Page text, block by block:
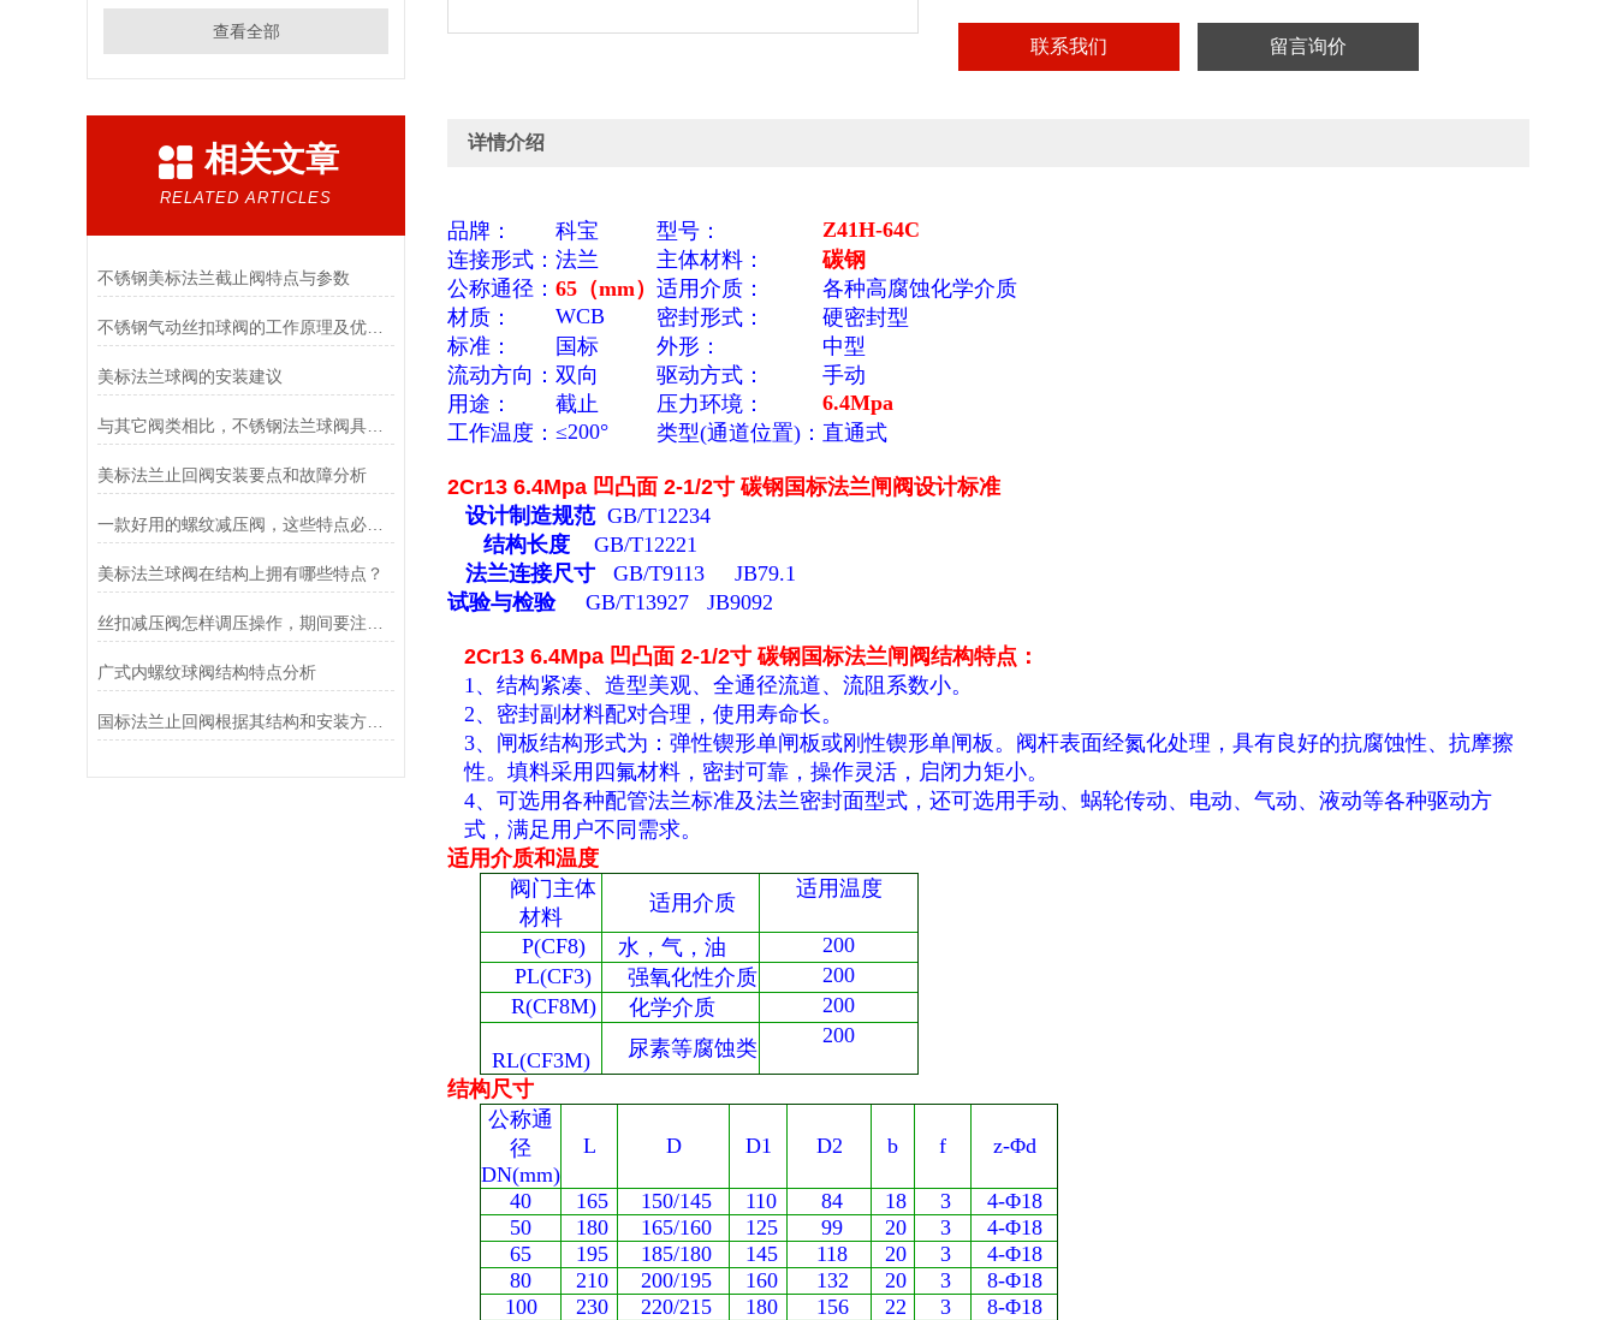
查看全部
相关文章
RELATED ARTICLES
不锈钢美标法兰截止阀特点与参数
不锈钢气动丝扣球阀的工作原理及优点说明
美标法兰球阀的安装建议
与其它阀类相比，不锈钢法兰球阀具有6大优点
美标法兰止回阀安装要点和故障分析
一款好用的螺纹减压阀，这些特点必须具备
美标法兰球阀在结构上拥有哪些特点？
广式内螺纹球阀结构特点分析
国标法兰止回阀根据其结构和安装方式可分为以下几类
联系我们 留言询价
详情介绍
品牌： 科宝 型号：
Z41H-64C
连接形式： 法兰 主体材料：
碳钢
公称通径： 65（mm） 适用介质：
各种高腐蚀化学介质
材质：
WCB 密封形式：
硬密封型
标准：
国标 外形：
中型
流动方向： 双向 驱动方式：
手动
用途：
截止 压力环境：
6.4Mpa
工作温度： ≤200° 类型(通道位置)： 直通式
2Cr13 6.4Mpa 凹凸面 2-1/2寸 碳钢国标法兰闸阀设计标准
设计制造规范 GB/T12234
结构长度 GB/T12221
法兰连接尺寸 GB/T9113 JB79.1
试验与检验
GB/T13927 JB9092
2Cr13 6.4Mpa 凹凸面 2-1/2寸 碳钢国标法兰闸阀结构特点 ：
1、结构紧凑、造型美观、全通径流道、流阻系数小。
2、密封副材料配对合理，使用寿命长。
3、闸板结构形式为：弹性锲形单闸板或刚性锲形单闸板。阀杆表面经氮化处理，具有良好的抗腐蚀性、抗摩擦
性。填料采用四氟材料，密封可靠，操作灵活，启闭力矩小。
4、可选用各种配管法兰标准及法兰密封面型式，还可选用手动、蜗轮传动、电动、气动、液动等各种驱动方
式，满足用户不同需求。
适用介质和温度
阀门主体
材料
适用介质
适用温度
P(CF8) 水，气，油
200
PL(CF3)
强氧化性介质
200
R(CF8M)
化学介质 200
RL(CF3M) 尿素等腐蚀类
200
结构尺寸
公称通
径
DN(mm)
L D D1 D2 b f z-Φd
40 165 150/145 110 84 18 3
4-Φ18
50
180 165/160 125 99 20 3
4-Φ18
65
195 185/180 145 118 20 3
4-Φ18
80
210 200/195 160 132 20 3
8-Φ18
100
230 220/215 180 156 22 3
8-Φ18